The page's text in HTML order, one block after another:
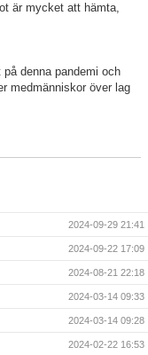
är mycket att hämta,
denna pandemi och
medmänniskor över lag
2024-09-29 21:41
2024-09-22 17:09
2024-08-21 22:18
2024-03-14 09:33
2024-03-14 09:28
2024-02-22 16:53